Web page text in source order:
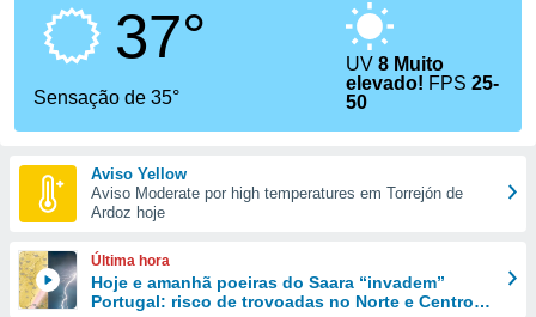
fornecidas
a este
das
e
forma
digital
37°
Sensação de 35°
UV8 Muito
elevado! FPS25-
50
Aviso Yellow
Aviso Moderate por high temperatures em Torrejón de
Ardoz hoje
Última hora
Hoje e amanhã poeiras do Saara “invadem”
Portugal: risco de trovoadas no Norte e Centro